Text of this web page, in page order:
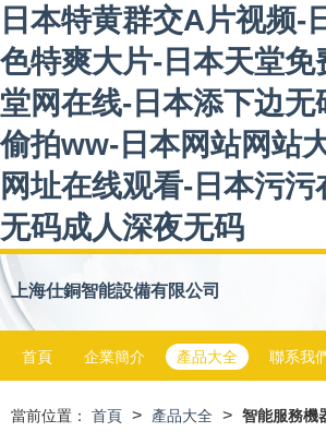
日本特黄群交A片视频-
色特爽大片-日本天堂免
堂网在线-日本添下边无
偷拍ww-日本网站网站
网址在线观看-日本污
无码成人深夜无码
上海仕銅智能設備有限公司
首頁 企業簡介 產品大全 聯系我
當前位置： 首頁 > 產品大全 > 智能服務機